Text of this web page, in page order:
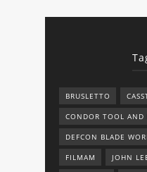
BRUSLETTO
CONDOR TOOL AND
DEFCON BLADE
FILMAM JOHN